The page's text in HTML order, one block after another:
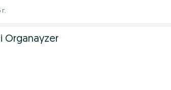
Organayzer